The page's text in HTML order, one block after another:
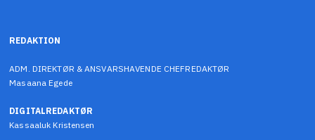
REDAKTION
ADM. DIREKTØR & ANSVARSHAVENDE CHEFREDAKTØR
Masaana Egede
DIGITALREDAKTØR
Kassaaluk Kristensen